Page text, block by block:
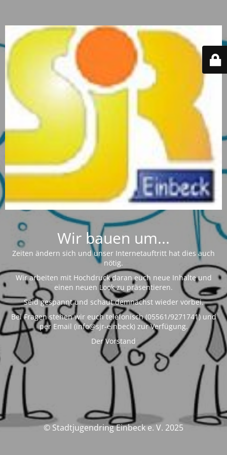
Wir bauen um...
Zeiten ändern sich und unser Internetauftritt hat dies auch
nötig.
Wir arbeiten mit Hochdruck daran euch neue Inhalte und
einen neuen Look zu präsentieren.
Seid gespannt und schaut demnächst wieder vorbei.
Bei Fragen stehen wir euch telefonisch (05561/9271741) und
per Email (info@sjr-einbeck) zur Verfügung.
Der Vorstand
© Stadtjugendring Einbeck e. V. 2025